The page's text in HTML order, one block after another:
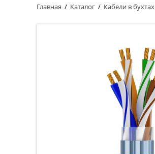
Главная / Каталог / Кабели в бухтах